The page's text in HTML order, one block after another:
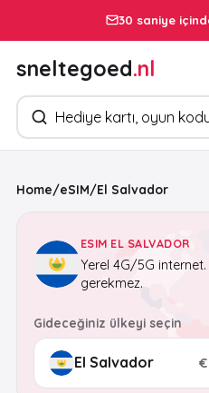
30 saniye
sneltegoed.nl
Ürün arayın
Home/eSIM/El Salvador
ESIM EL SALVADOR
Yerel 4G/5G internet.
gerekmez.
Gideceğiniz ülkeyi seçin